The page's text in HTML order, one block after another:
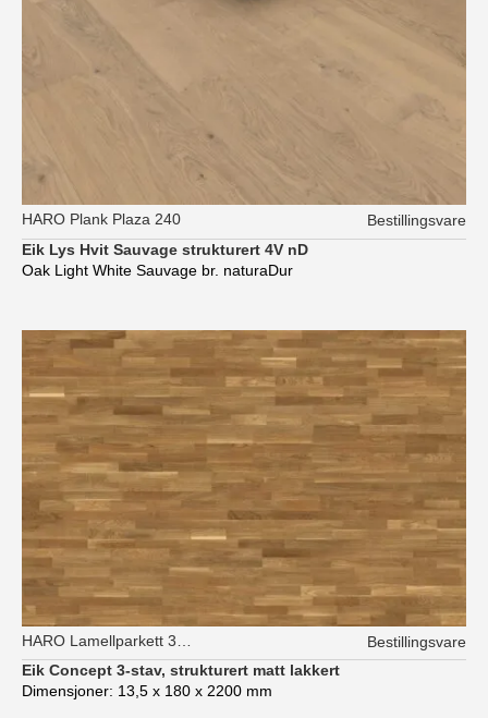
HARO Plank Plaza 240
Bestillingsvare
Eik Lys Hvit Sauvage strukturert 4V nD
Oak Light White Sauvage br. naturaDur
Bestillingsvare
Eik Concept 3-stav, strukturert matt lakkert
Dimensjoner: 13,5 x 180 x 2200 mm